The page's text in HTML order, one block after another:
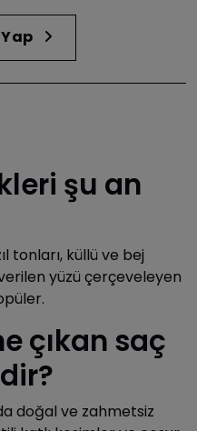
şu an
tonları, küllü ve bej
yüzü çerçeveleyen
çıkan saç
doğal ve zahmetsiz